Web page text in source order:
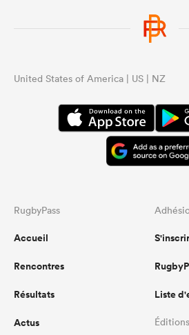
United States of America | US | NZ
RugbyPass
Accueil
Rencontres
Résultats
Actus
Liste
Éditions